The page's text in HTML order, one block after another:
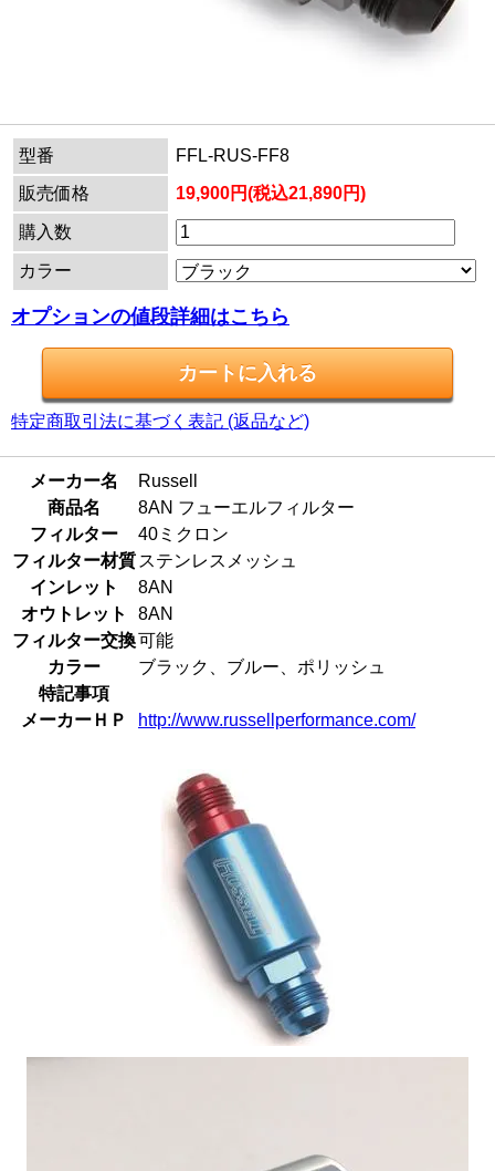
型番
FFL-RUS-FF8
販売価格
19,900円(税込21,890円)
購入数
カラー
オプションの値段詳細はこちら
特定商取引法に基づく表記 (返品など)
メーカー名
Russell
商品名
8AN フューエルフィルター
フィルター
40ミクロン
フィルター材質 ステンレスメッシュ
インレット
8AN
オウトレット
8AN
フィルター交換可能
カラー
ブラック、ブルー、ポリッシュ
特記事項
メーカーＨＰ
http://www.russellperformance.com/